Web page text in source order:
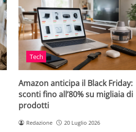
Tech
Amazon anticipa il Black Friday:
sconti fino all’80% su migliaia di
prodotti
Redazione 20 Luglio 2026